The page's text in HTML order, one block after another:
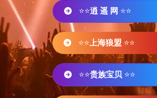
⭐⭐逍 遥 网 ⭐⭐
⭐⭐ 上海狼盟 ⭐⭐
⭐⭐贵族宝贝 ⭐⭐